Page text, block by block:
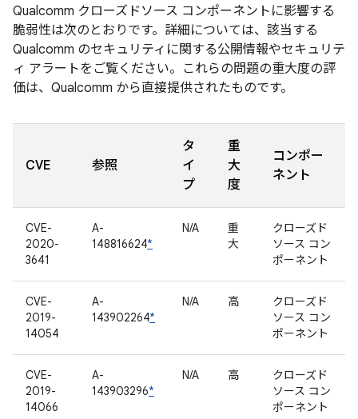
Qualcomm クローズドソース コンポーネントに影響する
脆弱性は次のとおりです。詳細については、該当する
Qualcomm のセキュリティに関する公開情報やセキュリテ
ィ アラートをご覧ください。これらの問題の重大度の評
価は、Qualcomm から直接提供されたものです。
CVE 参照
タ
イ
プ
重
大
度
コンポー
ネント
CVE-
2020-
3641
A-
148816624*
N/A
重
大
クローズド
ソース コン
ポーネント
CVE-
2019-
14054
A-
143902264*
N/A 高
クローズド
ソース コン
ポーネント
CVE-
2019-
14066
A-
143903296*
N/A 高
クローズド
ソース コン
ポーネント